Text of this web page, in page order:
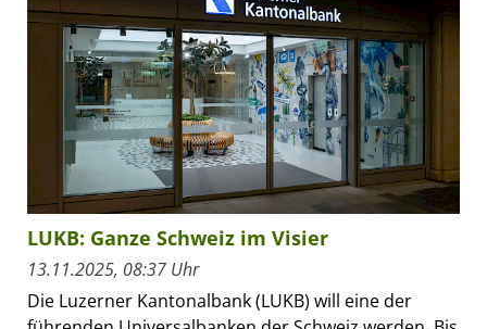
LUKB: Ganze Schweiz im Visier
13.11.2025, 08:37 Uhr
Die Luzerner Kantonalbank (LUKB) will eine der